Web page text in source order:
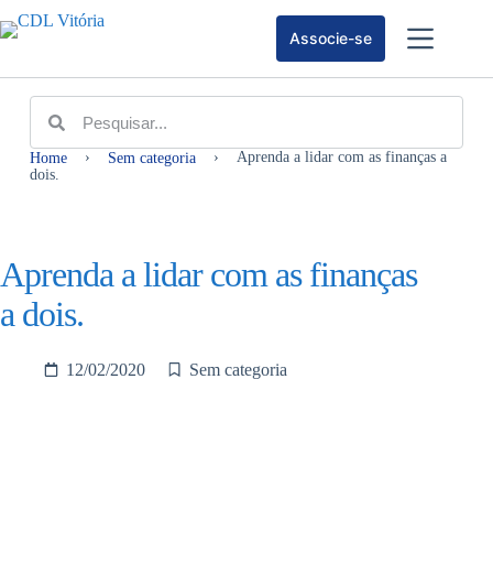
Associe-se
Home › Sem categoria ›
Aprenda a lidar com as finanças a
dois.
Aprenda a lidar com as finanças
a dois.
12/02/2020 Sem categoria